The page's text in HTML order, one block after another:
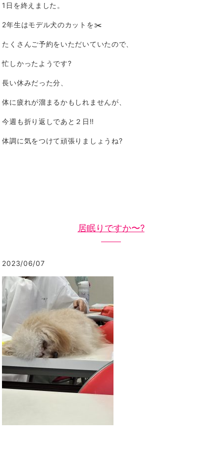
1日を終えました。
2年生はモデル犬のカットを✂️
たくさんご予約をいただいていたので、
忙しかったようです?
長い休みだった分、
体に疲れが溜まるかもしれませんが、
今週も折り返しであと２日‼️
体調に気をつけて頑張りましょうね?
居眠りですか〜?
2023/06/07